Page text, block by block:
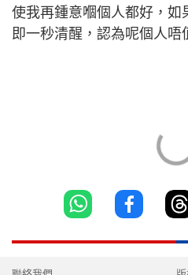
使我再鍾意嗰個人都好，如
即一秒清醒，認為呢個人唔